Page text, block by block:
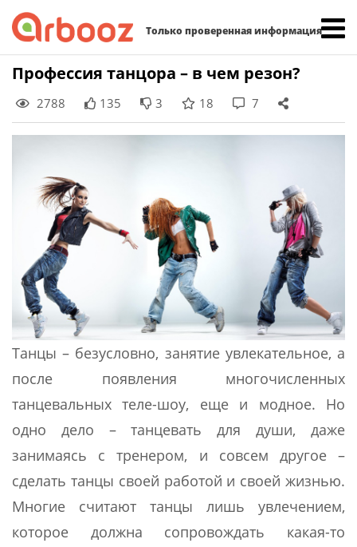
Только проверенная информация
Skip
content
Профессия танцора – в чем резон?
2788 135 3 18 7
Танцы – безусловно, занятие увлекательное, а
после появления многочисленных
танцевальных теле-шоу, еще и модное. Но
одно дело – танцевать для души, даже
занимаясь с тренером, и совсем другое –
сделать танцы своей работой и своей жизнью.
Многие считают танцы лишь увлечением,
которое должна сопровождать какая-то
Найти: